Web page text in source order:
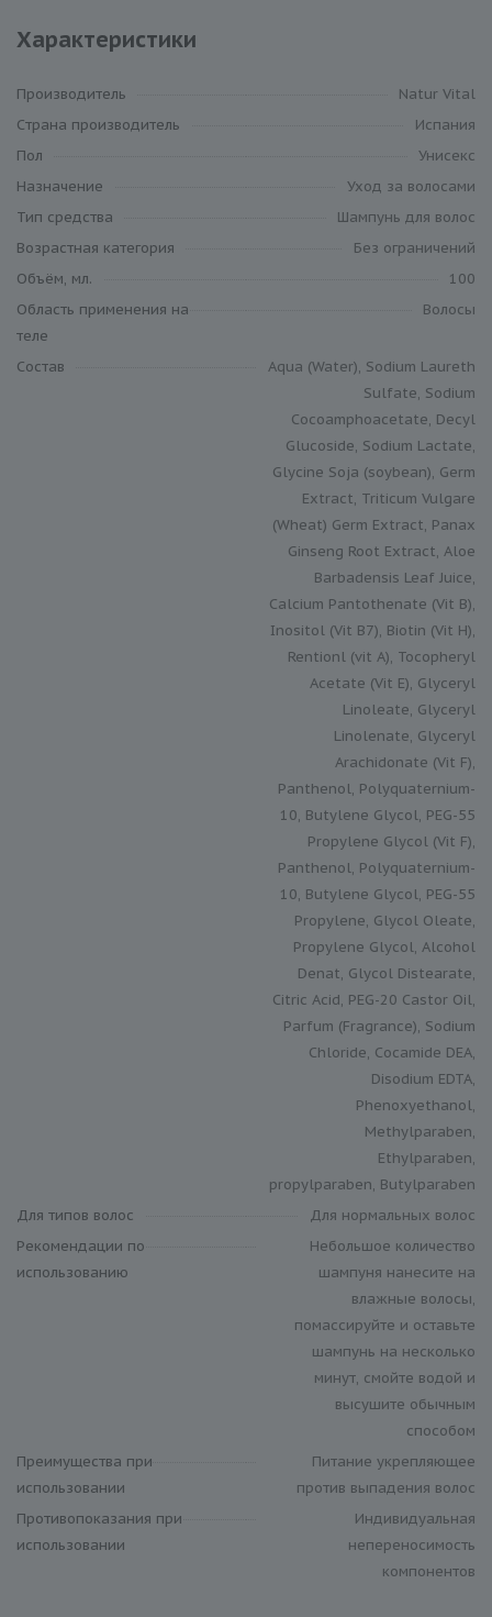
Характеристики
Производитель
Natur Vital
Cтрана производитель
Испания
Пол
Унисекс
Назначение
Уход за волосами
Тип средства
Шампунь для волос
Возрастная категория
Без ограничений
Объём, мл.
100
Область применения на
теле
Волосы
Состав
Aqua (Water), Sodium Laureth
Sulfate, Sodium
Cocoamphoacetate, Decyl
Glucoside, Sodium Lactate,
Glycine Soja (soybean), Germ
Extract, Triticum Vulgare
(Wheat) Germ Extract, Panax
Ginseng Root Extract, Aloe
Barbadensis Leaf Juice,
Calcium Pantothenate (Vit B),
Inositol (Vit B7), Biotin (Vit H),
Rentionl (vit A), Tocopheryl
Acetate (Vit E), Glyceryl
Linoleate, Glyceryl
Linolenate, Glyceryl
Arachidonate (Vit F),
Panthenol, Polyquaternium-
10, Butylene Glycol, PEG-55
Propylene Glycol (Vit F),
Panthenol, Polyquaternium-
10, Butylene Glycol, PEG-55
Propylene, Glycol Oleate,
Propylene Glycol, Alcohol
Denat, Glycol Distearate,
Citric Acid, PEG-20 Castor Oil,
Parfum (Fragrance), Sodium
Chloride, Cocamide DEA,
Disodium EDTA,
Phenoxyethanol,
Methylparaben,
Ethylparaben,
propylparaben, Butylparaben
Для типов волос
Для нормальных волос
Рекомендации по
использованию
Небольшое количество
шампуня нанесите на
влажные волосы,
помассируйте и оставьте
шампунь на несколько
минут, смойте водой и
высушите обычным
способом
Преимущества при
использовании
Питание укрепляющее
против выпадения волос
Противопоказания при
использовании
Индивидуальная
непереносимость
компонентов